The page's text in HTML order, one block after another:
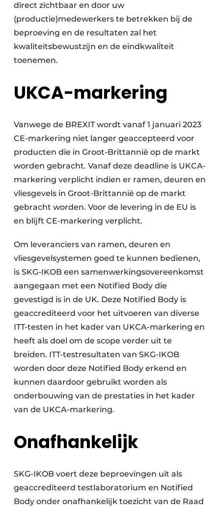
direct zichtbaar en door uw
(productie)medewerkers te betrekken bij de
beproeving en de resultaten zal het
kwaliteitsbewustzijn en de eindkwaliteit
toenemen.
UKCA-markering
Vanwege de BREXIT wordt vanaf 1 januari 2023
CE-markering niet langer geaccepteerd voor
producten die in Groot-Brittannië op de markt
worden gebracht. Vanaf deze deadline is UKCA-
markering verplicht indien er ramen, deuren en
vliesgevels in Groot-Brittannië op de markt
gebracht worden. Voor de levering in de EU is
en blijft CE-markering verplicht.
Om leveranciers van ramen, deuren en
vliesgevelsystemen goed te kunnen bedienen,
is SKG-IKOB een samenwerkingsovereenkomst
aangegaan met een Notified Body die
gevestigd is in de UK. Deze Notified Body is
geaccrediteerd voor het uitvoeren van diverse
ITT-testen in het kader van UKCA-markering en
heeft als doel om de scope verder uit te
breiden. ITT-testresultaten van SKG-IKOB
worden door deze Notified Body erkend en
kunnen daardoor gebruikt worden als
onderbouwing van de prestaties in het kader
van de UKCA-markering.
Onafhankelijk
SKG-IKOB voert deze beproevingen uit als
geaccrediteerd testlaboratorium en Notified
Body onder onafhankelijk toezicht van de Raad